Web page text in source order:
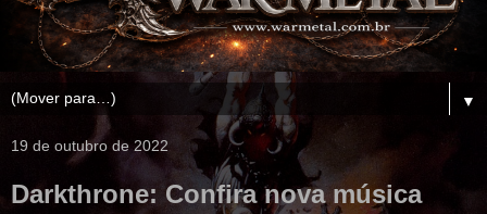
▼
19 de outubro de 2022
Darkthrone: Confira nova música